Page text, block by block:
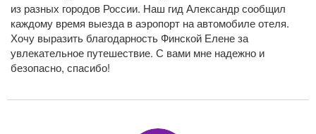
из разных городов России. Наш гид Александр сообщил
каждому время выезда в аэропорт на автомобиле отеля.
Хочу выразить благодарность Финской Елене за
увлекательное путешествие. С вами мне надежно и
безопасно, спасибо!